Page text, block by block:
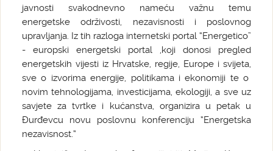
javnosti svakodnevno nameću važnu temu
energetske održivosti, nezavisnosti i poslovnog
upravljanja. Iz tih razloga internetski portal “Energetico”
- europski energetski portal ,koji donosi pregled
energetskih vijesti iz Hrvatske, regije, Europe i svijeta,
sve o izvorima energije, politikama i ekonomiji te o
novim tehnologijama, investicijama, ekologiji, a sve uz
savjete za tvrtke i kućanstva, organizira u petak u
Đurđevcu novu poslovnu konferenciju “Energetska
nezavisnost.“